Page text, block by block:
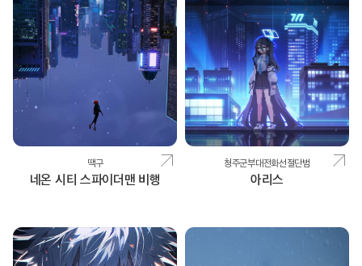
땍구
네온 시티 스파이더맨 비행
청주군부대전화선절단범
아리스